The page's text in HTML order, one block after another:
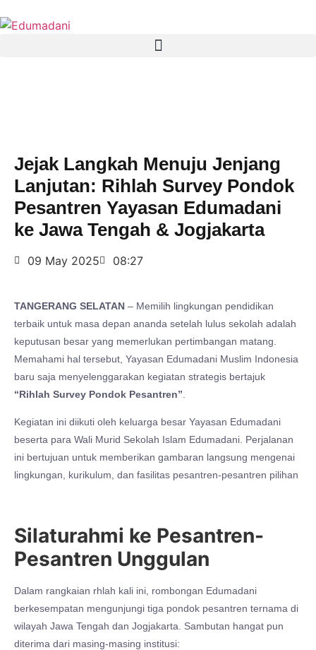
Jejak Langkah Menuju Jenjang
Lanjutan: Rihlah Survey Pondok
Pesantren Yayasan Edumadani
ke Jawa Tengah & Jogjakarta
09 May 2025 08:27
TANGERANG SELATAN – Memilih lingkungan pendidikan
terbaik untuk masa depan ananda setelah lulus sekolah adalah
keputusan besar yang memerlukan pertimbangan matang.
Memahami hal tersebut, Yayasan Edumadani Muslim Indonesia
baru saja menyelenggarakan kegiatan strategis bertajuk
“Rihlah Survey Pondok Pesantren”
Kegiatan ini diikuti oleh keluarga besar Yayasan Edumadani
beserta para Wali Murid Sekolah Islam Edumadani. Perjalanan
ini bertujuan untuk memberikan gambaran langsung mengenai
lingkungan, kurikulum, dan fasilitas pesantren-pesantren pilihan
Silaturahmi ke Pesantren-
Pesantren Unggulan
Dalam rangkaian rhlah kali ini, rombongan Edumadani
berkesempatan mengunjungi tiga pondok pesantren ternama di
wilayah Jawa Tengah dan Jogjakarta. Sambutan hangat pun
diterima dari masing-masing institusi: